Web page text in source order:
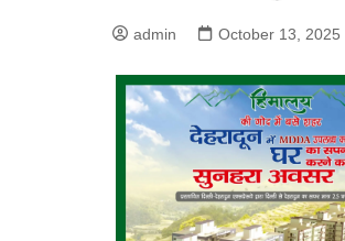
admin October 13, 2025